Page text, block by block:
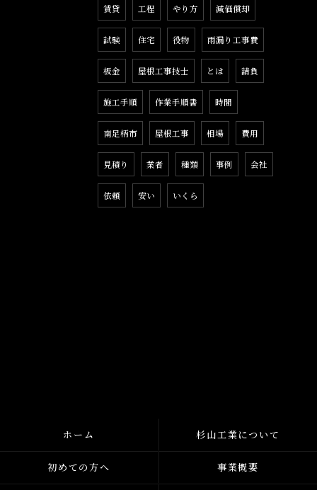
賃貸 工程 やり方 減価償却
試験 住宅 役物 雨漏り工事費
板金 屋根工事技士 とは 請負
施工手順 作業手順書 時間
南足柄市 屋根工事 相場 費用
見積り 業者 種類 事例 会社
依頼 安い いくら
ホーム 杉山工業について
初めての方へ 事業概要